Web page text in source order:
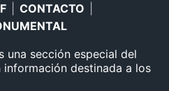
CONTACTO
una sección especial del
destinada a los